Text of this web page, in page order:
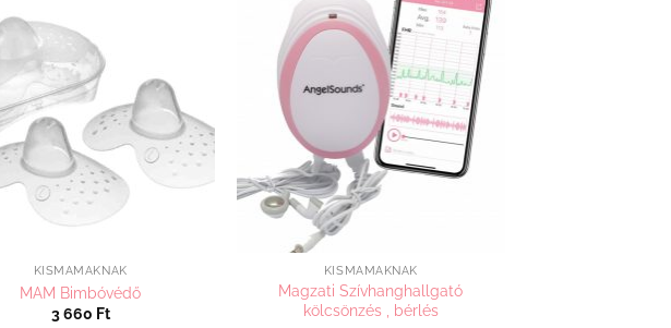
KISMAMÁKNAK
MAM Bimbóvédő
3 660 Ft
Kedvenceimhez
KISMAMÁKNAK
Magzati Szívhanghallgató
kölcsönzés , bérlés